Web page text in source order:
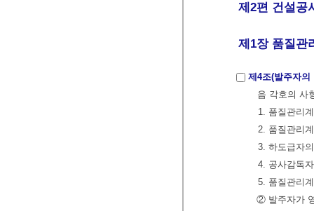
제2편 건설공
제1장 품질관리
제4조(발주자의
음 각호의 사
1. 품질관리
2. 품질관리
3. 하도급자
4. 공사감독
5. 품질관리
② 발주자가